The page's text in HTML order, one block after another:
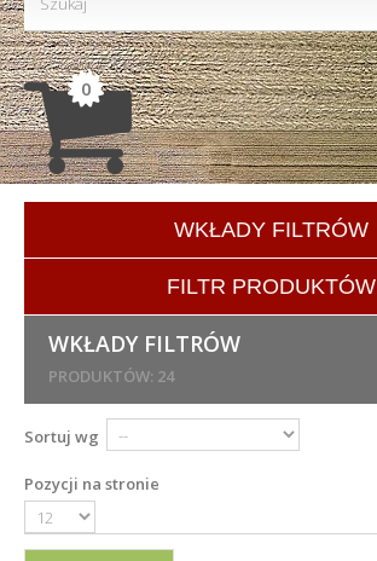
0
WKŁADY FILTRÓW
FILTR PRODUKTÓW
WKŁADY FILTRÓW
PRODUKTÓW: 24
Sortuj wg
Pozycji na stronie